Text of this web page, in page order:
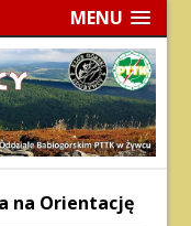
MENU
na Orientację